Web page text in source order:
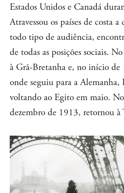
Estados Unidos e Canadá
Atravessou os países de costa
todo tipo de audiência,
de todas as posições sociais.
à Grã-Bretanha e, no início de
onde seguiu para a
voltando ao Egito em maio.
dezembro de 1913, retornou à